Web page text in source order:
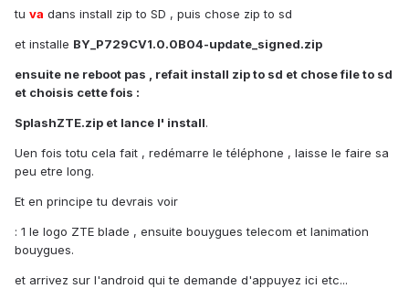
tu va dans install zip to SD , puis chose zip to sd
et installe BY_P729CV1.0.0B04-update_signed.zip
ensuite ne reboot pas , refait install zip to sd et chose file to sd
et choisis cette fois :
SplashZTE.zip et lance l' install.
Uen fois totu cela fait , redémarre le téléphone , laisse le faire sa
peu etre long.
Et en principe tu devrais voir
: 1 le logo ZTE blade , ensuite bouygues telecom et lanimation
bouygues.
et arrivez sur l'android qui te demande d'appuyez ici etc...